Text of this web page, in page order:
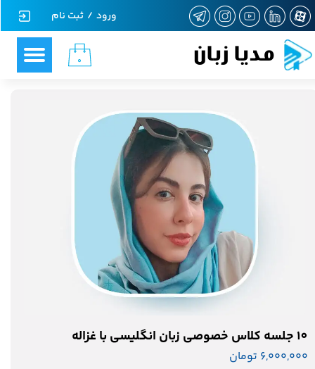
مدیا زبان ۰
ورود / ثبت نام
حساب کاربری من
تغییر گذر واژه
خروج از حساب کاربری
10 جلسه کلاس خصوصی زبان انگلیسی با غزاله
۶,۰۰۰,۰۰۰ تومان